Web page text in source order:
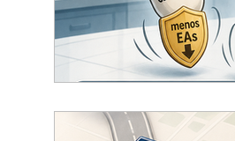
Outubro 2025
Junho 2025